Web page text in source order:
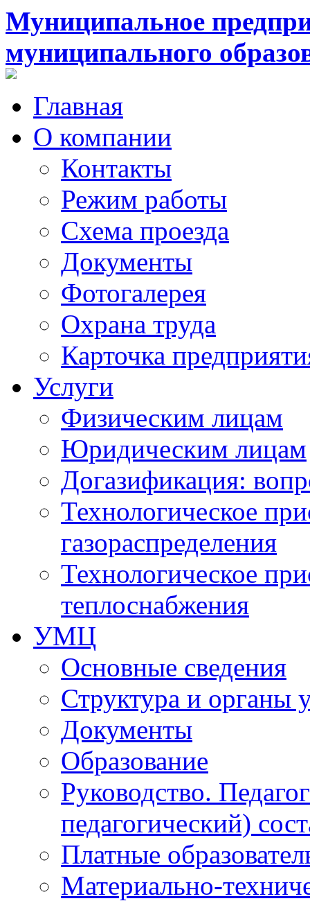
Муниципальное
муниципального
Главная
О компании
Контакты
Режим работы
Схема проезда
Документы
Фотогалерея
Охрана труда
Карточка
Услуги
Физическим лицам
Юридическим лицам
Догазификация:
Технологическое
газораспределения
Технологическое
теплоснабжения
УМЦ
Основные сведения
Структура и органы
Документы
Образование
Руководство.
педагогический)
Платные
Материально-